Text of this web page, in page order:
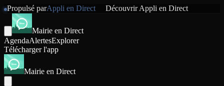
Propulsé parAppli en Direct DécouvrirAppli en Direct
Mairie en Direct
AgendaAlertesExplorer
Télécharger l'app
Mairie en Direct